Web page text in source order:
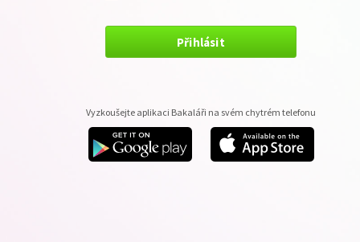
Přihlásit
Vyzkoušejte aplikaci Bakaláři na svém chytrém telefonu